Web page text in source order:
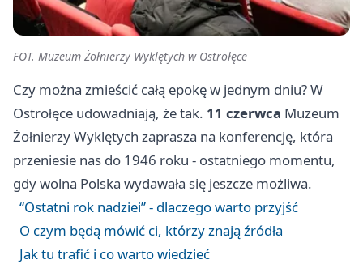
FOT. Muzeum Żołnierzy Wyklętych w Ostrołęce
Czy można zmieścić całą epokę w jednym dniu? W
Ostrołęce udowadniają, że tak. 11 czerwca Muzeum
Żołnierzy Wyklętych zaprasza na konferencję, która
przeniesie nas do 1946 roku - ostatniego momentu,
gdy wolna Polska wydawała się jeszcze możliwa.
“Ostatni rok nadziei” - dlaczego warto przyjść
O czym będą mówić ci, którzy znają źródła
Jak tu trafić i co warto wiedzieć